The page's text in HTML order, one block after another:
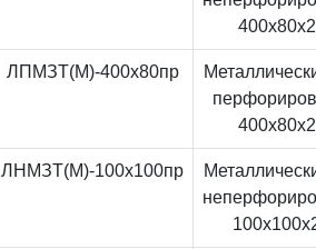
ЛПМЗТ(М)-400x80пр
ЛНМЗТ(М)-100x100пр